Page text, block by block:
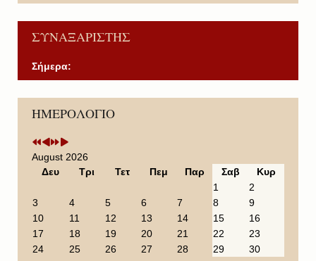
ΣΥΝΑΞΑΡΙΣΤΗΣ
Σήμερα:
ΗΜΕΡΟΛΟΓΙΟ
P
r
v
i
e
a
r
P
r
v
i
o
o
t
N
e
t
Y
e
N
e
t
M
August 2026
Δευ
Τρι Τετ Πεμ Παρ Σαβ
Κυρ
1
2
3
4 5 6 7 8
9
10
11 12 13 14 15
16
17
18 19 20 21 22
23
24
25 26 27 28 29
30